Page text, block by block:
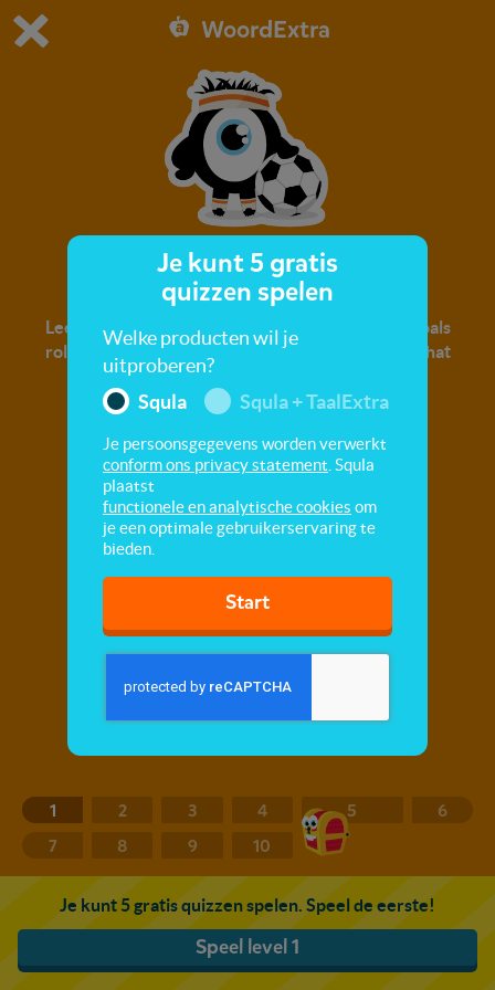
Dit is de gratis demo van Squla.
Bestel nu
0 1
WoordExtra
Met de bal
Leer nieuwe woorden over spelen met de bal! Zoals
rollen, gooien en vangen. Vergroot je woordenschat
over spelen en sporten.
1 2 3 4 5
6
7
8 9 10
Je kunt 5 gratis quizzen spelen. Speel de eerste!
Speel level 1
Je kunt 5 gratis
quizzen spelen
Welke producten wil je
uitproberen?
Squla
Squla + TaalExtra
Je persoonsgegevens worden verwerkt
conform ons privacy statement . Squla
plaatst
functionele en analytische cookies om
je een optimale gebruikerservaring te
bieden.
Start